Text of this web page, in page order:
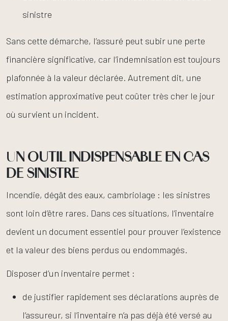
sinistre
Sans cette démarche, l’assuré peut subir une perte
financière significative, car l’indemnisation est toujours
plafonnée à la valeur déclarée. Autrement dit, une
estimation approximative peut coûter très cher le jour
où survient un incident.
UN OUTIL INDISPENSABLE EN CAS
DE SINISTRE
Incendie, dégât des eaux, cambriolage : les sinistres
sont loin d’être rares. Dans ces situations, l’inventaire
devient un document essentiel pour prouver l’existence
et la valeur des biens perdus ou endommagés.
Disposer d’un inventaire permet :
de justifier rapidement ses déclarations auprès de
l’assureur, si l’inventaire n’a pas déjà été versé au